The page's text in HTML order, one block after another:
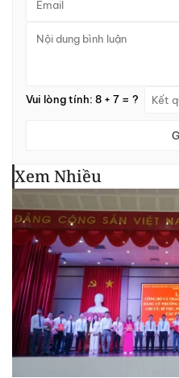
Vui lòng tính: 8 + 7 = ?
Xem Nhiều